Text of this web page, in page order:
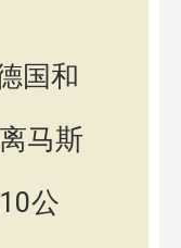
国和
马斯
公